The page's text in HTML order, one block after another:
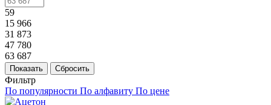
59
15 966
31 873
47 780
63 687
Показать Сбросить
Фильтр
По популярности По алфавиту По цене